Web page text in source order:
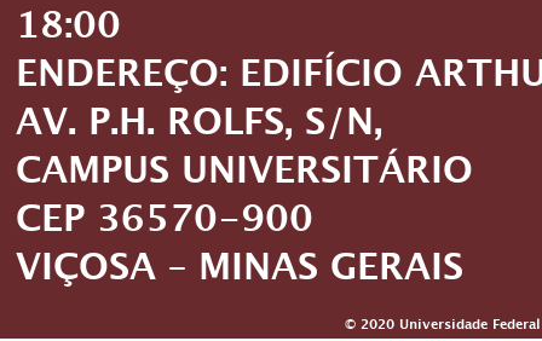
18:00
ENDEREÇO: EDIFÍCIO
AV. P.H. ROLFS, S/N,
CAMPUS UNIVERSITÁRIO
CEP 36570-900
VIÇOSA – MINAS GERAIS
© 2020 Universidade